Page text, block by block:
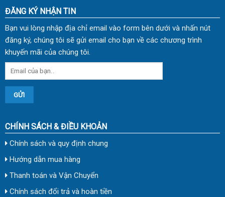
ĐĂNG KÝ NHẬN TIN
Bạn vui lòng nhập địa chỉ email vào form bên dưới và nhấn nút
đăng ký, chúng tôi sẽ gửi email cho bạn về các chương trình
khuyến mãi của chúng tôi.
CHÍNH SÁCH & ĐIỀU KHOẢN
Chính sách và quy định chung
Hướng dẫn mua hàng
Thanh toán và Vận Chuyển
Chính sách đổi trả và hoàn tiền